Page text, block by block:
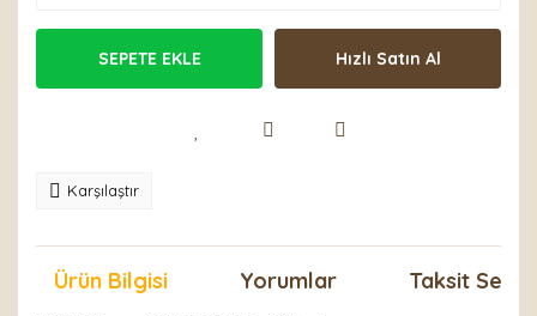
SEPETE EKLE Hızlı Satın Al
Karşılaştır
Ürün Bilgisi Yorumlar Taksit